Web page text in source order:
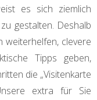
es sich ziemlich
gestalten. Deshalb
weiterhelfen, clevere
Tipps geben,
die „Visitenkarte
extra für Sie